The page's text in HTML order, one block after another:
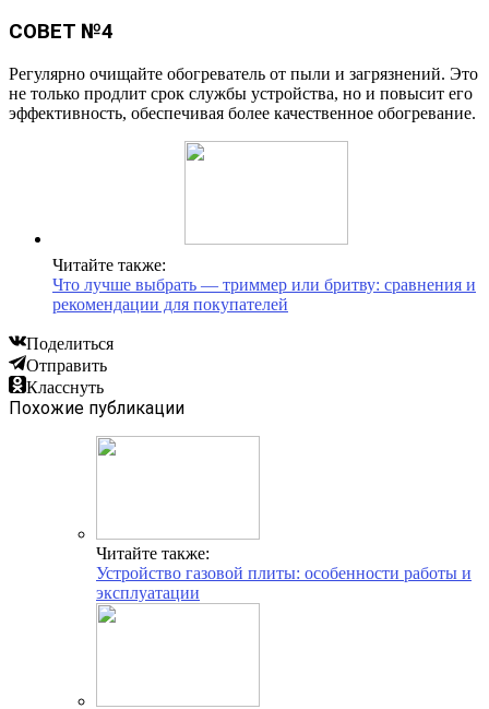
СОВЕТ №4
Регулярно очищайте обогреватель от пыли и загрязнений. Это
не только продлит срок службы устройства, но и повысит его
эффективность, обеспечивая более качественное обогревание.
Читайте также:
Что лучше выбрать — триммер или бритву: сравнения и
рекомендации для покупателей
Поделиться
Отправить
Класснуть
Похожие публикации
Читайте также:
Устройство газовой плиты: особенности работы и
эксплуатации